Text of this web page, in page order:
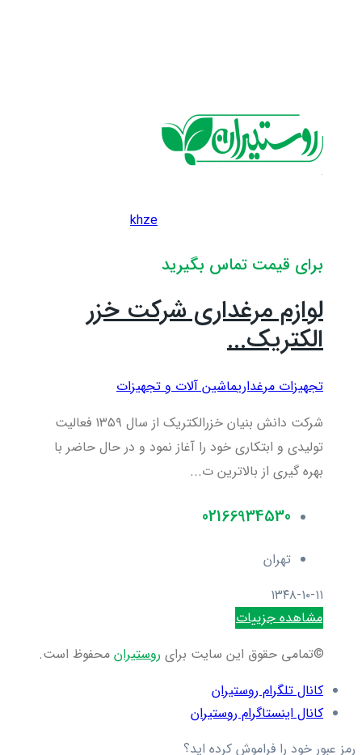
khze
برای قیمت تماس بگیرید
لوازم مرغداری شرکت خزر
الکتریک...
تجهیزات مرغداریماشین آلات و تجهیزات
شرکت دانش بنیان خزرالکتریک از سال ۱۳۵۹ فعالیت
تولیدی و ابتکاری خود را آغاز نمود و در حال حاضر با
بهره گیری از بالاترین ت...
02166934530
تهران
۱۳۴۸-۱۰-۱۱
مشاهده جزییات
©تمامی حقوق این سایت برای روستیران محفوظ است.
کانال تلگرام روستیران
کانال اینستاگرام روستیران
رمز عبور خود را فراموش کرده اید؟